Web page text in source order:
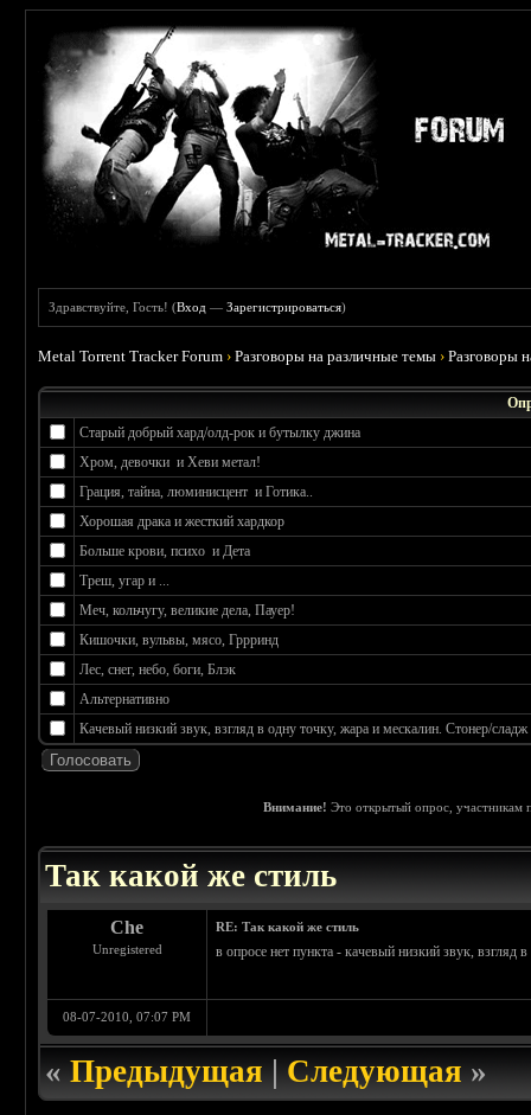
Здравствуйте, Гость! (Вход —Зарегистрироваться)
Metal Torrent Tracker Forum ›Разговоры на различные темы ›Разговоры
Старый добрый хард/олд-рок и бутылку джина
Хром, девочки и Хеви метал!
Грация, тайна, люминисцент и Готика..
Хорошая драка и жесткий хардкор
Больше крови, психо и Дета
Треш, угар и ...
Меч, кольчугу, великие дела, Пауер!
Кишочки, вульвы, мясо, Гррринд
Лес, снег, небо, боги, Блэк
Альтернативно
Качевый низкий звук, взгляд в одну точку, жара и мескалин. Стонер/
Внимание! Это открытый опрос, участникам
Так какой же стиль
Che
Unregistered
RE: Так какой же стиль
в опросе нет пункта - качевый низкий звук, взгляд
08-07-2010, 07:07 PM
«Предыдущая|Следующая»